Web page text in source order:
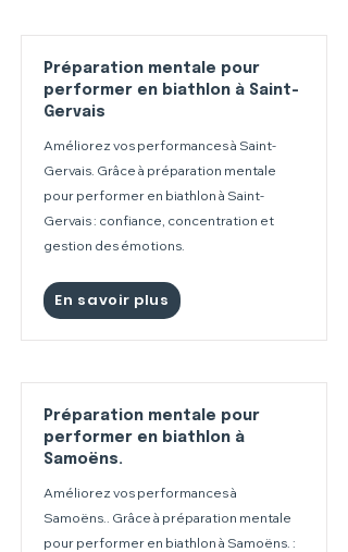
Préparation mentale pour
performer en biathlon à Saint-
Gervais
Améliorez vos performances à Saint-
Gervais. Grâce à préparation mentale
pour performer en biathlon à Saint-
Gervais : confiance, concentration et
gestion des émotions.
En savoir plus
Préparation mentale pour
performer en biathlon à
Samoëns.
Améliorez vos performances à
Samoëns.. Grâce à préparation mentale
pour performer en biathlon à Samoëns. :